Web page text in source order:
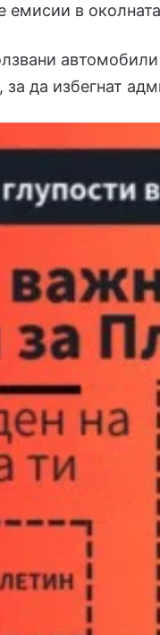
емисии в
за да избегнат